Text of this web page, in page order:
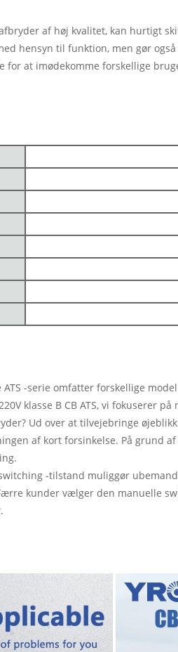
-afbryder af høj kvalitet, kan
hensyn til funktion, men gør
at imødekomme forskellige
-serie omfatter forskellige
klasse B CB ATS, vi fokuserer
Ud over at tilvejebringe
af kort forsinkelse. På
-tilstand muliggør
kunder vælger den manuelle